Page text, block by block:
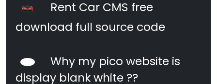
Rent Car CMS free
download full source code
Why my pico website is
display blank white ??